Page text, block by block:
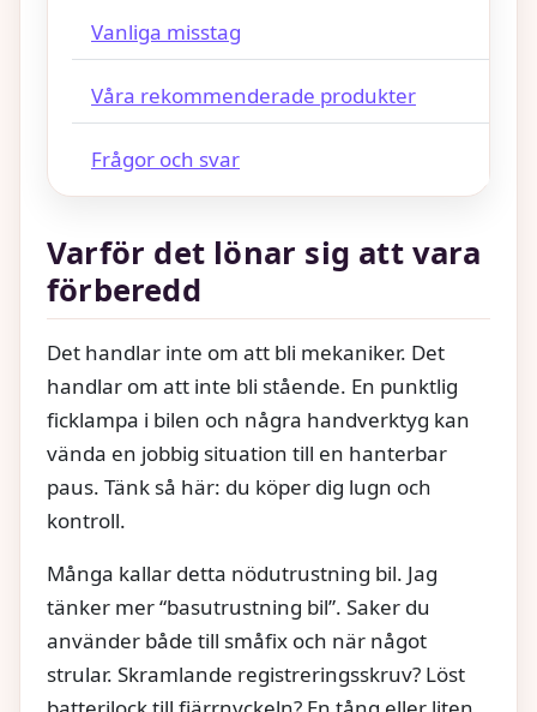
Vanliga misstag
Våra rekommenderade produkter
Frågor och svar
Varför det lönar sig att vara
förberedd
Det handlar inte om att bli mekaniker. Det
handlar om att inte bli stående. En punktlig
ficklampa i bilen och några handverktyg kan
vända en jobbig situation till en hanterbar
paus. Tänk så här: du köper dig lugn och
kontroll.
Många kallar detta nödutrustning bil. Jag
tänker mer “basutrustning bil”. Saker du
använder både till småfix och när något
strular. Skramlande registreringsskruv? Löst